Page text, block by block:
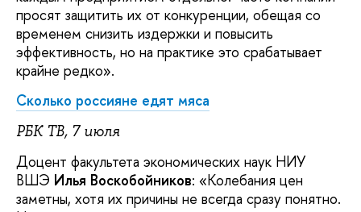
просят защитить их от конкуренции, обещая со
временем снизить издержки и повысить
эффективность, но на практике это срабатывает
крайне редко».
Сколько россияне едят мяса
РБК ТВ, 7 июля
Доцент факультета экономических наук НИУ
ВШЭ Илья Воскобойников: «Колебания цен
заметны, хотя их причины не всегда сразу понятно.